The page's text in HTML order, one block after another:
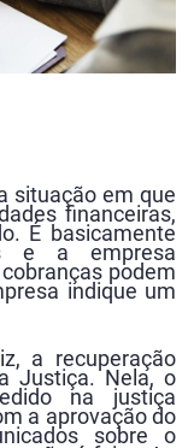
situação em que
financeiras,
É basicamente
e a empresa
podem
indique um
a recuperação
Justiça. Nela, o
na justiça
a aprovação do
sobre o